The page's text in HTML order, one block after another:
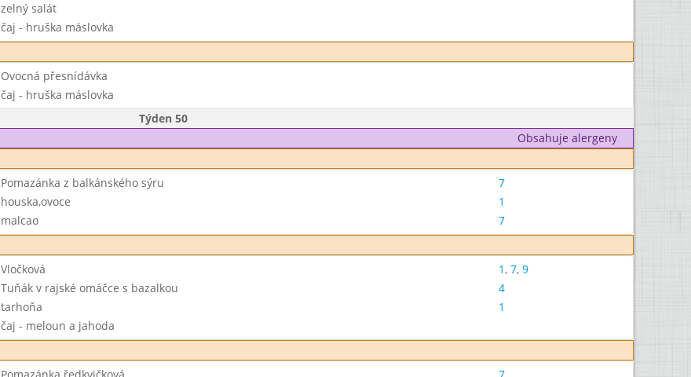
zelný salát
čaj - hruška máslovka
Ovocná přesnídávka
čaj - hruška máslovka
Týden 50
Obsahuje alergeny
Pomazánka z balkánského sýru
7
houska,ovoce
1
malcao
7
Vločková 1, 7, 9
Tuňák v rajské omáčce s bazalkou
4
tarhoňa
1
čaj - meloun a jahoda